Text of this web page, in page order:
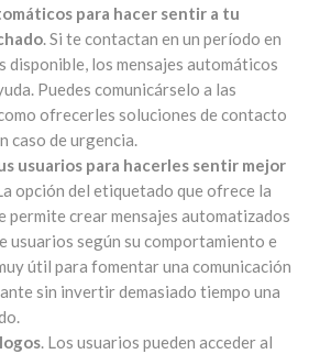
para hacer sentir a tu
. Si te contactan en un período en
disponible, los mensajes automáticos
Puedes comunicárselo a las
ofrecerles soluciones de contacto
caso de urgencia.
usuarios para hacerles sentir mejor
opción del etiquetado que ofrece la
permite crear mensajes automatizados
usuarios según su comportamiento e
útil para fomentar una comunicación
sin invertir demasiado tiempo una
. Los usuarios pueden acceder al